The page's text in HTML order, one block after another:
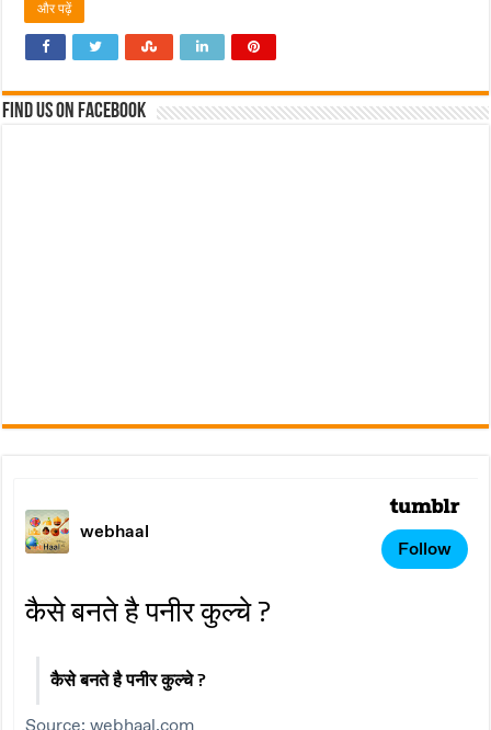
और पढ़ें
Find us on Facebook